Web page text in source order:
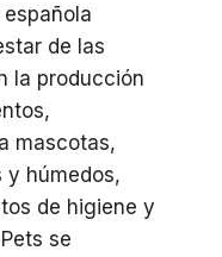
de las
la producción
mascotas,
y húmedos,
de higiene y
se